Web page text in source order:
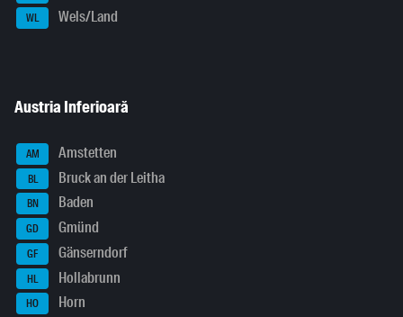
WL Wels/Land
Austria Inferioară
AM Amstetten
BL Bruck an der Leitha
BN Baden
GD Gmünd
GF Gänserndorf
HL Hollabrunn
HO Horn